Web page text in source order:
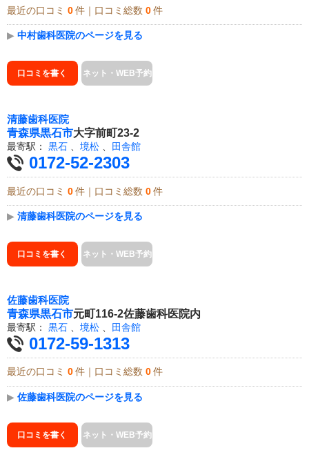
最近の口コミ 0 件｜口コミ総数 0 件
▶ 中村歯科医院のページを見る
口コミを書く ネット・WEB予約
清藤歯科医院
青森県黒石市大字前町23-2
最寄駅： 黒石 、 境松 、 田舎館
0172-52-2303
最近の口コミ 0 件｜口コミ総数 0 件
▶ 清藤歯科医院のページを見る
口コミを書く ネット・WEB予約
佐藤歯科医院
青森県黒石市元町116-2佐藤歯科医院内
最寄駅： 黒石 境松 田舎館
0172-59-1313
最近の口コミ 0 件｜口コミ総数 0 件
▶ 佐藤歯科医院のページを見る
口コミを書く ネット・WEB予約